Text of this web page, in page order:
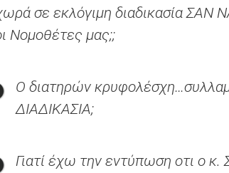
σε εκλόγιμη διαδικασία ΣΑΝ
Νομοθέτες μας;;
Ο διατηρών
ΔΙΑΔΙΚΑΣΙΑ;
Γιατί έχω την εντύπωση οτι ο